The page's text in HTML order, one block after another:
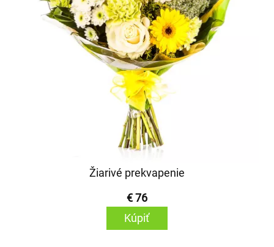
Žiarivé prekvapenie
€ 76
Kúpiť